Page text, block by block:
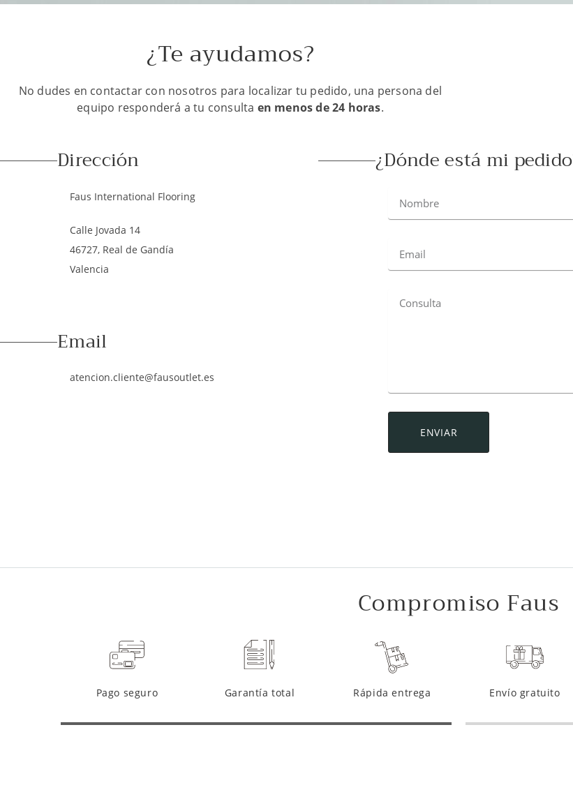
¿Te ayudamos?
No dudes en contactar con nosotros para localizar tu pedido, una persona del
equipo responderá a tu consulta en menos de 24 horas.
Dirección
Faus International Flooring
Calle Jovada 14
46727, Real de Gandía
Valencia
Email
atencion.cliente@fausoutlet.es
¿Dónde está mi
ENVIAR
Compromiso Faus
Pago seguro Garantía total Rápida entrega Envío gratuito